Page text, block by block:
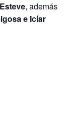
, además
e Icíar